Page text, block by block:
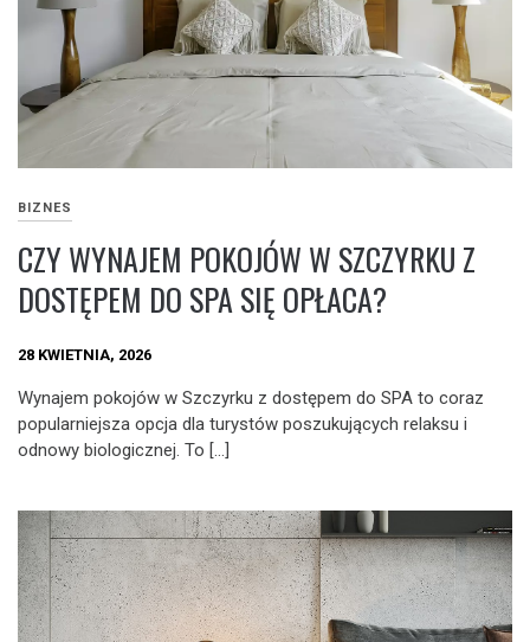
BIZNES
CZY WYNAJEM POKOJÓW W SZCZYRKU Z
DOSTĘPEM DO SPA SIĘ OPŁACA?
28 KWIETNIA, 2026
Wynajem pokojów w Szczyrku z dostępem do SPA to coraz
popularniejsza opcja dla turystów poszukujących relaksu i
odnowy biologicznej. To […]